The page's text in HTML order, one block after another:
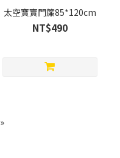
太空寶寶門簾85*120cm
NT$490
»